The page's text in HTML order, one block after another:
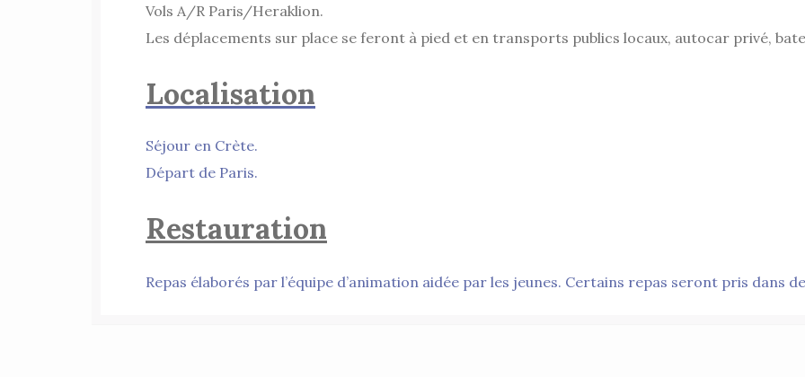
Vols A/R Paris/Heraklion.
Les déplacements sur place se feront à pied et en transports publics locaux, autocar privé,
Localisation
Séjour en Crète.
Départ de Paris.
Restauration
Repas élaborés par l’équipe d’animation aidée par les jeunes. Certains repas seront pris dans